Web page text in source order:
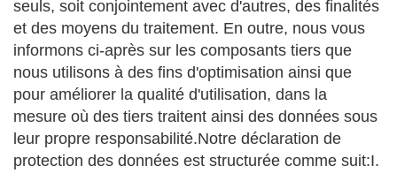
seuls, soit conjointement avec d'autres, des finalités
et des moyens du traitement. En outre, nous vous
informons ci-après sur les composants tiers que
nous utilisons à des fins d'optimisation ainsi que
pour améliorer la qualité d'utilisation, dans la
mesure où des tiers traitent ainsi des données sous
leur propre responsabilité.Notre déclaration de
protection des données est structurée comme suit:I.